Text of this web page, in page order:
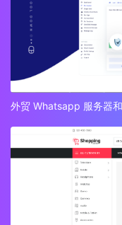
外贸 Whatsapp 服务器